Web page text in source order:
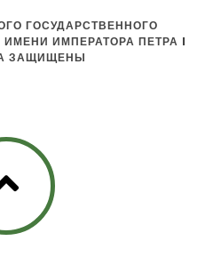
ГОСУДАРСТВЕННОГО
ИМПЕРАТОРА ПЕТРА I
ЗАЩИЩЕНЫ